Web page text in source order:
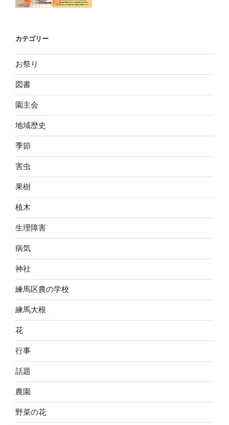
カテゴリー
お祭り
図書
園主会
地域歴史
季節
害虫
果樹
植木
生理障害
病気
神社
練馬区農の学校
練馬大根
花
行事
話題
農園
野菜の花